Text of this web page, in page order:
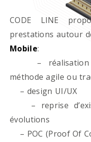
CODE LINE
prestations autour
Mobile:
– réalisation
méthode agile ou
– design UI/UX
– reprise
évolutions
– POC (Proof Of